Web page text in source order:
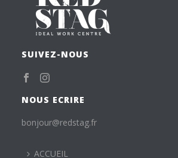
SUIVEZ-NOUS
NOUS ECRIRE
bonjour@redstag.fr
ACCUEIL